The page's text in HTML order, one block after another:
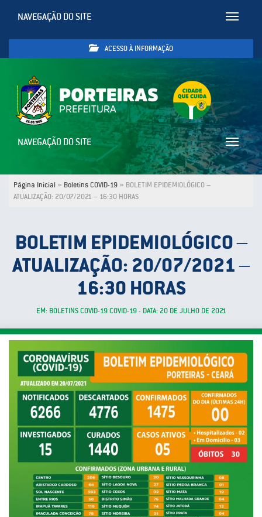
Toggle
NAVEGAÇÃO DO SITE
ACESSO À INFORMAÇÃO
Toggle
NAVEGAÇÃO DO SITE
Página Inicial » Boletins COVID-19 » BOLETIM EPIDEMIOLÓGICO –
ATUALIZAÇÃO: 20/07/2021 – 16:30 HORAS
BOLETIM EPIDEMIOLÓGICO –
ATUALIZAÇÃO: 20/07/2021 –
16:30 HORAS
EM: BOLETINS COVID-19 COVID-19 - DATA: 20 DE JULHO DE 2021